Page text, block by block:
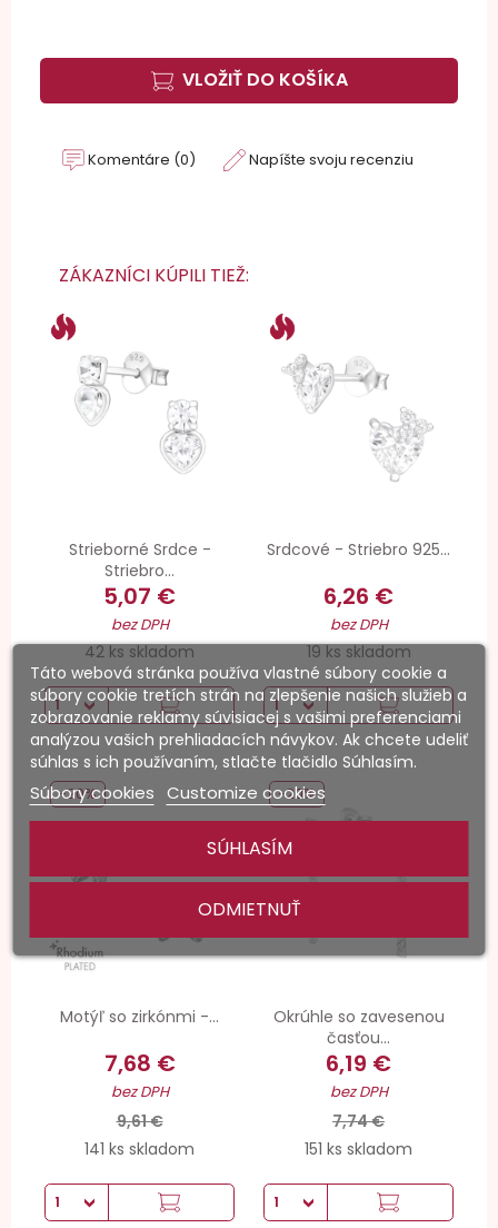
VLOŽIŤ DO KOŠÍKA
Komentáre (0) Napíšte svoju recenziu
ZÁKAZNÍCI KÚPILI TIEŽ:
Strieborné Srdce -
Striebro...
5,07 €
bez DPH
42 ks skladom
Srdcové - Striebro 925...
6,26 €
bez DPH
19 ks skladom
Motýľ so zirkónmi -...
7,68 €
bez DPH
9,61 €
141 ks skladom
-20%
Okrúhle so zavesenou
časťou...
6,19 €
bez DPH
7,74 €
151 ks skladom
-20%
Táto webová stránka používa vlastné súbory cookie a
súbory cookie tretích strán na zlepšenie našich služieb a
zobrazovanie reklamy súvisiacej s vašimi preferenciami
analýzou vašich prehliadacích návykov. Ak chcete udeliť
súhlas s ich používaním, stlačte tlačidlo Súhlasím.
Súbory cookies Customize cookies
ODMIETNUŤ
SÚHLASÍM